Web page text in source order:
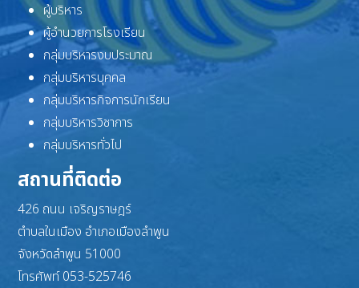
ผู้บริหาร
ผู้อำนวยการโรงเรียน
กลุ่มบริหารงบประมาณ
กลุ่มบริหารบุคคล
กลุ่มบริหารกิจการนักเรียน
กลุ่มบริหารวิชาการ
กลุ่มบริหารทั่วไป
สถานที่ติดต่อ
426 ถนน เจริญราษฎร์
ตำบลในเมือง อำเภอเมืองลำพูน
จังหวัดลำพูน 51000
โทรศัพท์ 053-525746